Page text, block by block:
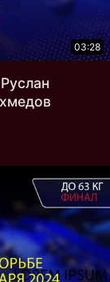
03:28